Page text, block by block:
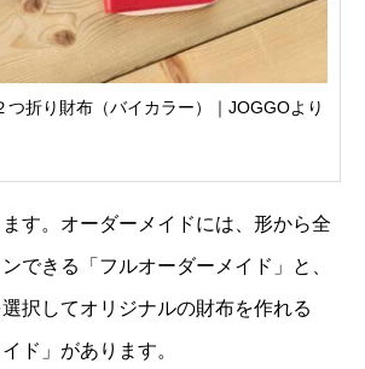
つ折り財布（バイカラー）｜JOGGOより
す。オーダーメイドには、形から全
できる「フルオーダーメイド」と、
択してオリジナルの財布を作れる
ド」があります。